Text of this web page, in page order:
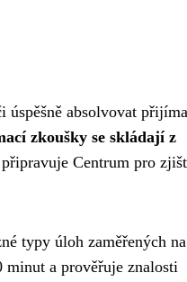
úspěšně absolvovat
zkoušky se skládají z
Centrum pro
typy úloh zaměřených na
minut a prověřuje znalosti